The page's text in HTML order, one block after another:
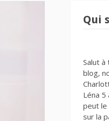
Qui
Salut à
blog,
Léna
peut le
sur la